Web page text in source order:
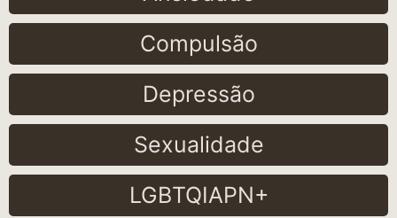
Compulsão
Depressão
Sexualidade
LGBTQIAPN+